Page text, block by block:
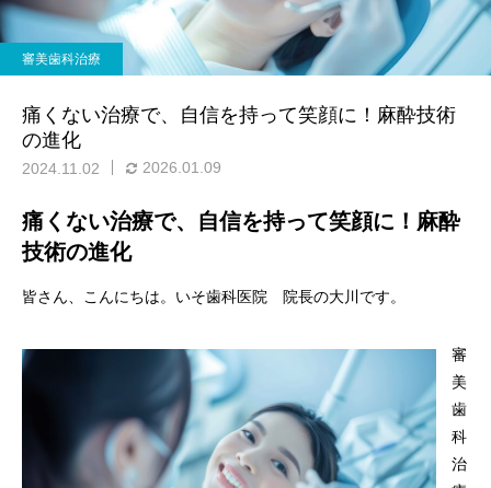
審美歯科治療
痛くない治療で、自信を持って笑顔に！麻酔技術
の進化
2024.11.02 2026.01.09
痛くない治療で、自信を持って笑顔に！麻酔
技術の進化
皆さん、こんにちは。いそ歯科医院 院長の大川です。
審
美
歯
科
治